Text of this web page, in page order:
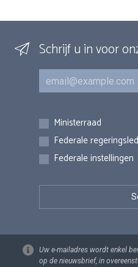
Schrijf u in voor
E-mail
Inschrijvingen
Ministerraad
Federale
Federale instellingen
Uw e-mailadres wordt enkel
op de nieuwsbrief, in